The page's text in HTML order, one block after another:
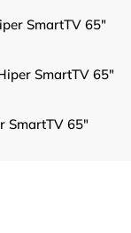
SmartTV 65"
SmartTV 65"
SmartTV 65"